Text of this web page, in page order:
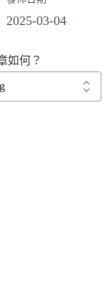
2025-03-04
如何？